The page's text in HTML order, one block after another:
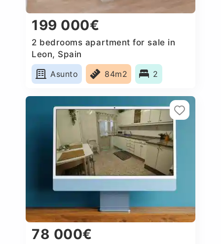
199 000€
2 bedrooms apartment for sale in
Leon, Spain
Asunto
84m2 2
78 000€